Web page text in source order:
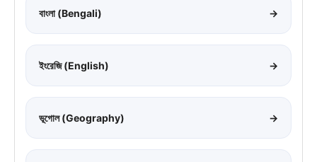
বাংলা (Bengali) →
ইংরেজি (English) →
ভূগোল (Geography) →